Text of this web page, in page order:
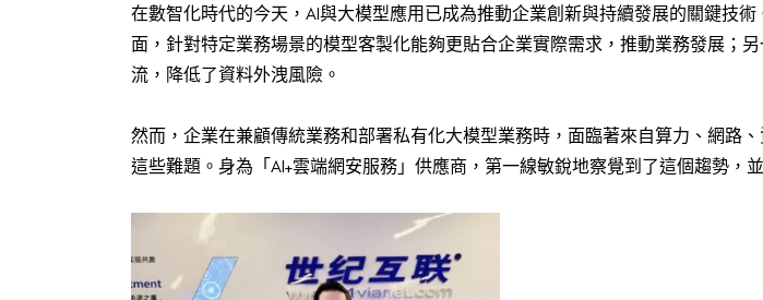
在數智化時代的今天，AI與大模型應用已成為推動企業創新與持續發展的關鍵技
面，針對特定業務場景的模型客製化能夠更貼合企業實際需求，推動業務發展；
流，降低了資料外洩風險。
然而，企業在兼顧傳統業務和部署私有化大模型業務時，面臨著來自算力、網路
這些難題。身為「AI+雲端網安服務」供應商，第一線敏銳地察覺到了這個趨勢，